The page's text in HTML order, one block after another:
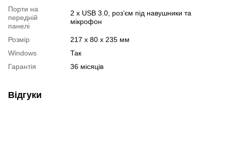
Порти на
передній
панелі
2 х USB 3.0, роз’єм під навушники та
мікрофон
Розмір
217 x 80 x 235 мм
Windows
Так
Гарантія
36 місяців
Відгуки